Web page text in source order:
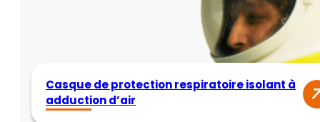
Casque de protection respiratoire isolant à
adduction d’air